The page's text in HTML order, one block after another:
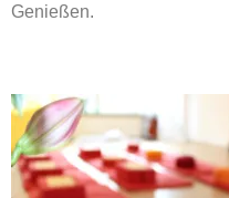
Genießen.